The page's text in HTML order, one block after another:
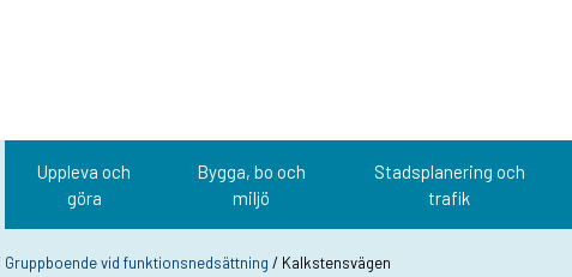
Uppleva och
göra
Bygga, bo och
miljö
Stadsplanering och
trafik
Gruppboende vid funktionsnedsättning / Kalkstensvägen